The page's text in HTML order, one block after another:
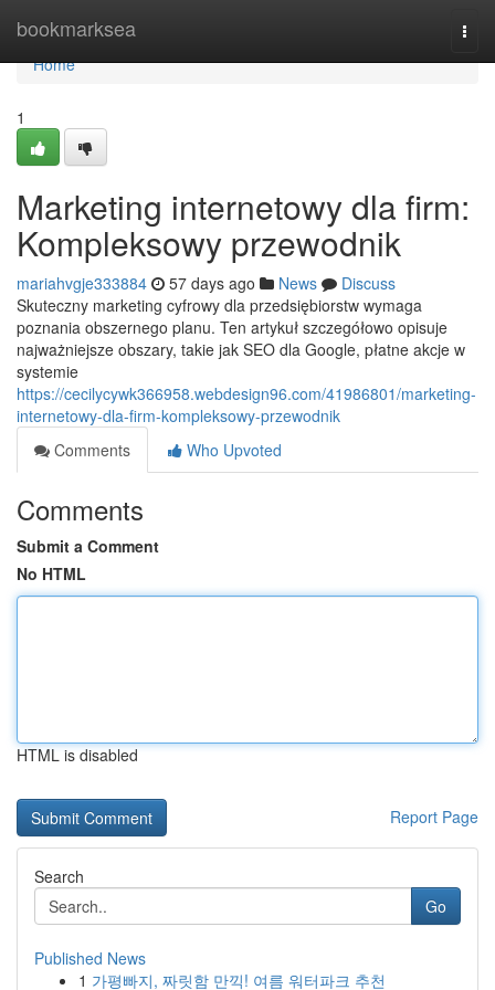
bookmarksea
Home
Home
1
Marketing internetowy dla firm:
Kompleksowy przewodnik
mariahvgje333884 57 days ago News
Discuss
Skuteczny marketing cyfrowy dla przedsiębiorstw wymaga
poznania obszernego planu. Ten artykuł szczegółowo opisuje
najważniejsze obszary, takie jak SEO dla Google, płatne akcje w
systemie
https://cecilycywk366958.webdesign96.com/41986801/marketing-
internetowy-dla-firm-kompleksowy-przewodnik
Comments
Who Upvoted
Comments
Submit a Comment
No HTML
HTML is disabled
Report Page
Search
Go
Published News
1 가평빠지, 짜릿함 만끽! 여름 워터파크 추천